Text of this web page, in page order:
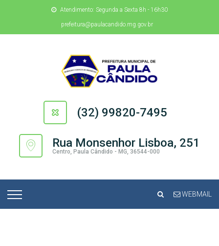
Atendimento: Segunda a Sexta 8h - 16h30
prefeitura@paulacandido.mg.gov.br
(32) 99820-7495
Rua Monsenhor Lisboa, 251
Centro, Paula Cândido - MG, 36544-000
WEBMAIL